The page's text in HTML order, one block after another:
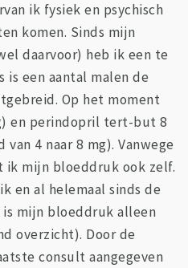
ik fysiek en psychisch
komen. Sinds mijn
daarvoor) heb ik een te
is een aantal malen de
Op het moment
en perindopril tert-but 8
4 naar 8 mg). Vanwege
mijn bloeddruk ook zelf.
en al helemaal sinds de
is mijn bloeddruk alleen
overzicht). Door de
consult aangegeven